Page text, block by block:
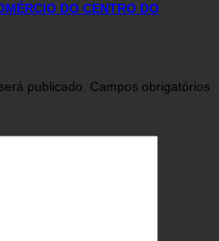
DO CENTRO DO
publicado. Campos obrigatórios